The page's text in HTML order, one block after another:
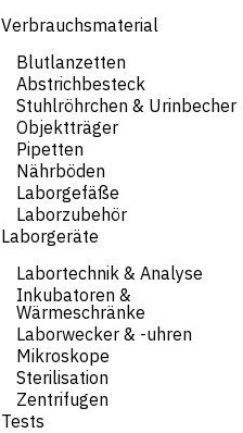
Verbrauchsmaterial
Blutlanzetten
Abstrichbesteck
Stuhlröhrchen & Urinbecher
Objektträger
Pipetten
Nährböden
Laborgefäße
Laborzubehör
Laborgeräte
Labortechnik & Analyse
Inkubatoren &
Wärmeschränke
Laborwecker & -uhren
Mikroskope
Sterilisation
Zentrifugen
Tests